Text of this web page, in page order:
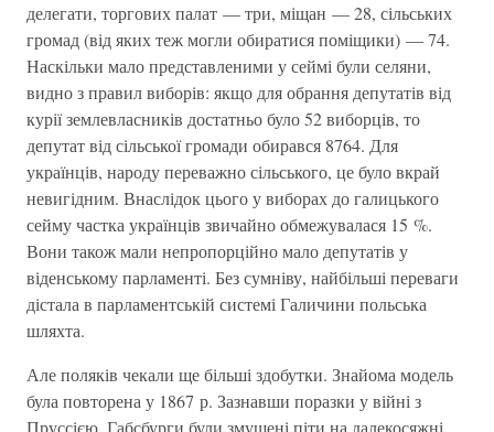
делегати, торгових палат — три, міщан — 28, сільських
громад (від яких теж могли обиратися поміщики) — 74.
Наскільки мало представленими у сеймі були селяни,
видно з правил виборів: якщо для обрання депутатів від
курії землевласників достатньо було 52 виборців, то
депутат від сільської громади обирався 8764. Для
українців, народу переважно сільського, це було вкрай
невигідним. Внаслідок цього у виборах до галицького
сейму частка українців звичайно обмежувалася 15 %.
Вони також мали непропорційно мало депутатів у
віденському парламенті. Без сумніву, найбільші переваги
дістала в парламентській системі Галичини польська
шляхта.
Але поляків чекали ще більші здобутки. Знайома модель
була повторена у 1867 р. Зазнавши поразки у війні з
Пруссією, Габсбурги були змушені піти на далекосяжні